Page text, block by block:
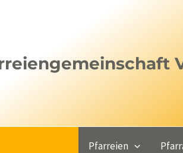
Pfarreien